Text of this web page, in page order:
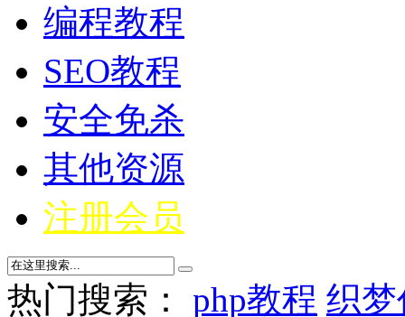
编程教程
SEO教程
安全免杀
其他资源
注册会员
热门搜索： php教程 织